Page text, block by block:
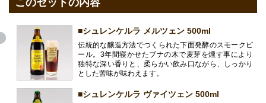
このセットの内容
■シュレンケルラ メルツェン 500ml
伝統的な醸造方法でつくられた下面発酵のスモークビ
ール。3年間寝かせたブナの木で麦芽を燻す事により
独特な深い香りと、柔らかい飲み口ながら、しっかり
とした苦味が味わえます。
■シュレンケルラ ヴァイツェン 500ml